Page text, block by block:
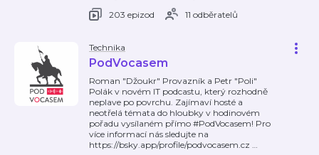
203 epizod
11 odběratelů
Technika
PodVocasem
Roman "Džoukr" Provazník a Petr "Poli"
Polák v novém IT podcastu, který rozhodně
neplave po povrchu. Zajímaví hosté a
neotřelá témata do hloubky v hodinovém
pořadu vysílaném přímo #PodVocasem! Pro
více informací nás sledujte na
https://bsky.app/profile/podvocasem.cz …